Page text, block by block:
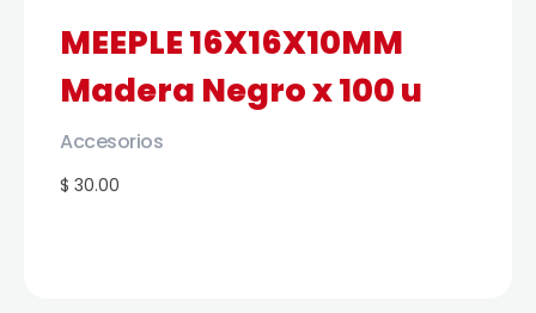
MEEPLE 16X16X10MM
Madera Negro x 100 u
$ 30.00
Accesorios